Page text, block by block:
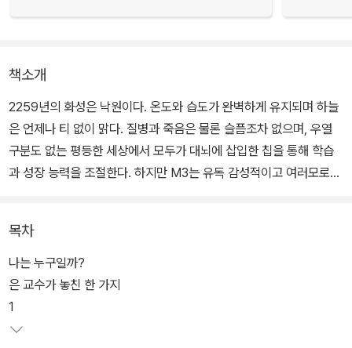
책소개
2259년의 화성은 낙원이다. 온도와 습도가 완벽하게 유지되며 하늘
은 언제나 티 없이 맑다. 질병과 죽음은 물론 슬픔조차 없으며, 우열
구분도 없는 평등한 세상에서 모두가 대뇌에 삽입한 칩을 통해 학습
과 성장 능력을 조절한다. 하지만 M3는 유독 감성적이고 여러모로
2055년의 지구는 불안하다. 스모그로 뒤덮인 세상에서 방독면 없이
는 거리를 걷기 힘들고, 세계 곳곳에서 전쟁과 테러가 일어나 사람들
은 공포에 사로잡힌다. 그 가운데 일부는 희망이 사라져 가는 지구에
서 벗어나 화성으로 향한다. 절망 속에서 산샤는 소설 쓰기에 몰두하
는 한편, 필통에 ‘마지막 한 사람’이라고 새긴 아이에게 마음을 빼앗긴
목차
나는 누구일까?
은 교수가 놓친 한 가지
1